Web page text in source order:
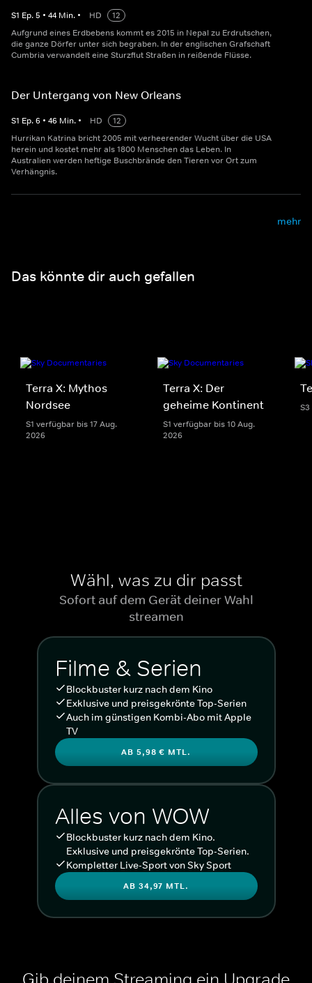
S1 Ep.5 • 44 Min. • HD
12
Aufgrund eines Erdbebens kommt es 2015 in Nepal zu Erdrutschen,
die ganze Dörfer unter sich begraben. In der englischen Grafschaft
Cumbria verwandelt eine Sturzflut Straßen in reißende Flüsse.
Der Untergang von New Orleans
S1 Ep.6 • 46 Min. • HD
12
Hurrikan Katrina bricht 2005 mit verheerender Wucht über die USA
herein und kostet mehr als 1800 Menschen das Leben. In
Australien werden heftige Buschbrände den Tieren vor Ort zum
Verhängnis.
mehr
Das könnte dir auch gefallen
Terra X: Mythos
Nordsee
S1 verfügbar bis 17 Aug.
2026
Terra X: Der
geheime Kontinent
S1 verfügbar bis 10 Aug.
2026
Wähl, was zu dir passt
Sofort auf dem Gerät deiner Wahl
streamen
Filme & Serien
Blockbuster kurz nach dem Kino
Exklusive und preisgekrönte Top-Serien
Auch im günstigen Kombi-Abo mit Apple
TV
AB 5,98 € MTL.
Alles von WOW
Blockbuster kurz nach dem Kino.
Exklusive und preisgekrönte Top-Serien.
Kompletter Live-Sport von Sky Sport
AB 34,97 MTL.
Gib deinem Streaming ein Upgrade